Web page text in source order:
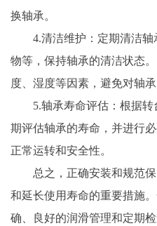
换轴承。
4.清洁维护：定期清洁轴
物等，保持轴承的清洁状态
度、湿度等因素，避免对轴承
5.轴承寿命评估：根据转
期评估轴承的寿命，并进行
正常运转和安全性。
总之，正确安装和规范保
和延长使用寿命的重要措施
确、良好的润滑管理和定期